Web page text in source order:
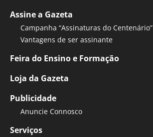
Assine a Gazeta
Campanha “Assinaturas do Centenário”
Vantagens de ser assinante
Feira do Ensino e Formação
Loja da Gazeta
Publicidade
Anuncie Connosco
Serviços